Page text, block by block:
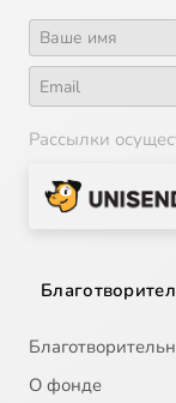
Рассылки
О фонде